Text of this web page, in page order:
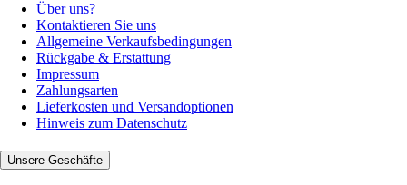
Über uns?
Kontaktieren Sie uns
Allgemeine Verkaufsbedingungen
Rückgabe & Erstattung
Impressum
Zahlungsarten
Lieferkosten und Versandoptionen
Hinweis zum Datenschutz
Unsere Geschäfte